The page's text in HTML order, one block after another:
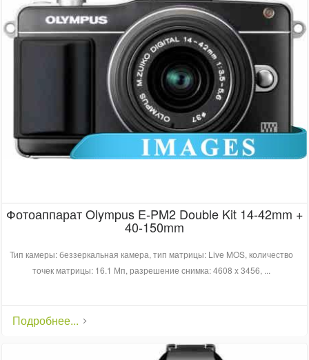
Фотоаппарат Olympus E-PM2 Double Kit 14-42mm +
40-150mm
Тип камеры: беззеркальная камера, тип матрицы: Live MOS, количество
точек матрицы: 16.1 Мп, разрешение снимка: 4608 x 3456, ...
Подробнее...